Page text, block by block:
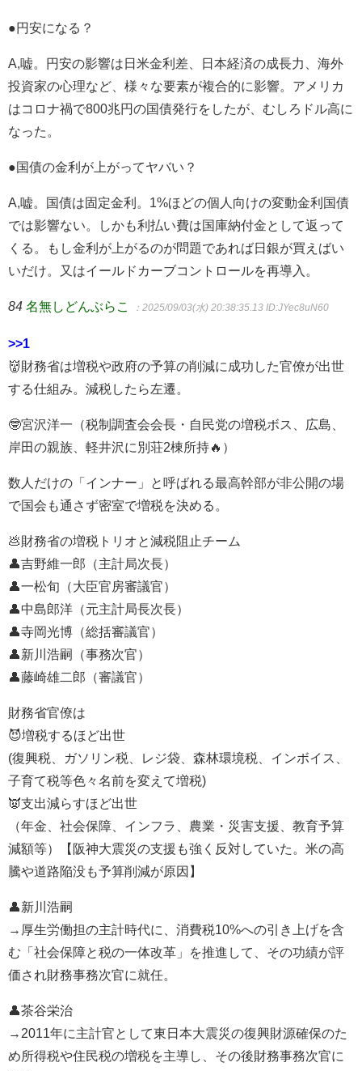
●円安になる？
A,嘘。円安の影響は日米金利差、日本経済の成長力、海外
投資家の心理など、様々な要素が複合的に影響。アメリカ
はコロナ禍で800兆円の国債発行をしたが、むしろドル高に
なった。
●国債の金利が上がってヤバい？
A,嘘。国債は固定金利。1%ほどの個人向けの変動金利国債
では影響ない。しかも利払い費は国庫納付金として返って
くる。もし金利が上がるのが問題であれば日銀が買えばい
いだけ。又はイールドカーブコントロールを再導入。
84 名無しどんぶらこ ：2025/09/03(水) 20:38:35.13 ID:JYec8uN60
>>1
👹財務省は増税や政府の予算の削減に成功した官僚が出世
する仕組み。減税したら左遷。
🤓宮沢洋一（税制調査会会長・自民党の増税ボス、広島、
岸田の親族、軽井沢に別荘2棟所持🔥）
数人だけの「インナー」と呼ばれる最高幹部が非公開の場
で国会も通さず密室で増税を決める。
💩財務省の増税トリオと減税阻止チーム
👤吉野維一郎（主計局次長）
👤一松旬（大臣官房審議官）
👤中島郎洋（元主計局長次長）
👤寺岡光博（総括審議官）
👤新川浩嗣（事務次官）
👤藤崎雄二郎（審議官）
財務省官僚は
😈増税するほど出世
(復興税、ガソリン税、レジ袋、森林環境税、インボイス、
子育て税等色々名前を変えて増税)
👿支出減らすほど出世
（年金、社会保障、インフラ、農業・災害支援、教育予算
減額等）【阪神大震災の支援も強く反対していた。米の高
騰や道路陥没も予算削減が原因】
👤新川浩嗣
→厚生労働担の主計時代に、消費税10%への引き上げを含
む「社会保障と税の一体改革」を推進して、その功績が評
価され財務事務次官に就任。
👤茶谷栄治
→2011年に主計官として東日本大震災の復興財源確保のた
め所得税や住民税の増税を主導し、その後財務事務次官に